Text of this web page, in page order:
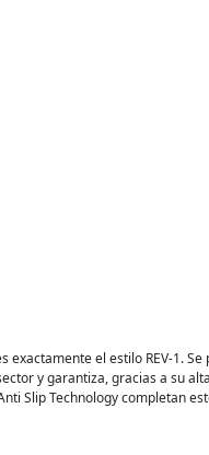
exactamente el estilo REV-1.
y garantiza, gracias a su
Slip Technology completan